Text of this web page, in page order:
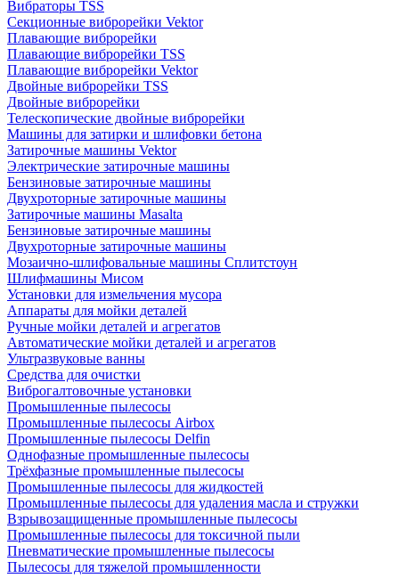
Вибраторы TSS
Секционные виброрейки Vektor
Плавающие виброрейки
Плавающие виброрейки TSS
Плавающие виброрейки Vektor
Двойные виброрейки TSS
Двойные виброрейки
Телескопические двойные виброрейки
Машины для затирки и шлифовки бетона
Затирочные машины Vektor
Электрические затирочные машины
Бензиновые затирочные машины
Двухроторные затирочные машины
Затирочные машины Masalta
Бензиновые затирочные машины
Двухроторные затирочные машины
Мозаично-шлифовальные машины Сплитстоун
Шлифмашины Мисом
Установки для измельчения мусора
Аппараты для мойки деталей
Ручные мойки деталей и агрегатов
Автоматические мойки деталей и агрегатов
Ультразвуковые ванны
Средства для очистки
Виброгалтовочные установки
Промышленные пылесосы
Промышленные пылесосы Airbox
Промышленные пылесосы Delfin
Однофазные промышленные пылесосы
Трёхфазные промышленные пылесосы
Промышленные пылесосы для жидкостей
Промышленные пылесосы для удаления масла и стружки
Взрывозащищенные промышленные пылесосы
Промышленные пылесосы для токсичной пыли
Пневматические промышленные пылесосы
Пылесосы для тяжелой промышленности